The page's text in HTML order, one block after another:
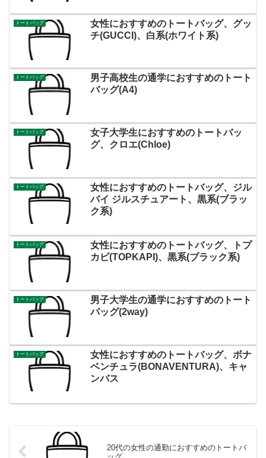
トートバッグ
女性におすすめのトートバッグ、グッ
チ(GUCCI)、白系(ホワイト系)
トートバッグ
男子高校生の通学におすすめのトート
バッグ(A4)
トートバッグ
女子大学生におすすめのトートバッ
グ、クロエ(Chloe)
トートバッグ
女性におすすめのトートバッグ、ジル
バイ ジルスチュアート、黒系(ブラッ
ク系)
トートバッグ
女性におすすめのトートバッグ、トプ
カピ(TOPKAPI)、黒系(ブラック系)
トートバッグ
男子大学生の通学におすすめのトート
バッグ(2way)
トートバッグ
女性におすすめのトートバッグ、ボナ
ベンチュラ(BONAVENTURA)、キャ
ンバス
20代の女性の通勤におすすめのトートバ